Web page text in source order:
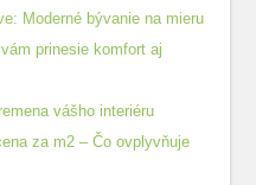
Moderné bývanie na mieru
prinesie komfort aj
vášho interiéru
za m2 – Čo ovplyvňuje